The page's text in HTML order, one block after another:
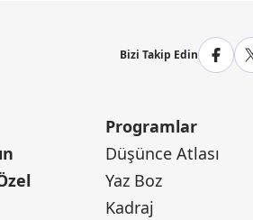
Bizi Takip Edin
Programlar
Düşünce Atlası
Yaz Boz
Kadraj